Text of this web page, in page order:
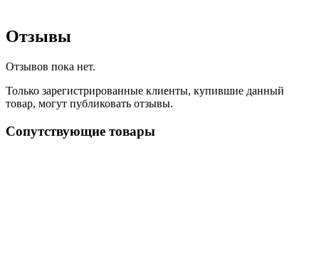
Отзывы
Отзывов пока нет.
Только зарегистрированные клиенты, купившие данный
товар, могут публиковать отзывы.
Сопутствующие товары